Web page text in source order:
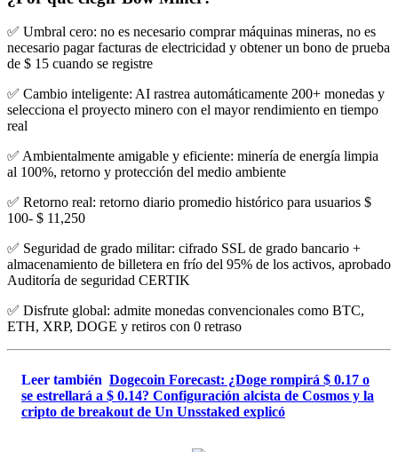
✅ Umbral cero: no es necesario comprar máquinas mineras, no es
necesario pagar facturas de electricidad y obtener un bono de prueba
de $ 15 cuando se registre
✅ Cambio inteligente: AI rastrea automáticamente 200+ monedas y
selecciona el proyecto minero con el mayor rendimiento en tiempo
real
✅ Ambientalmente amigable y eficiente: minería de energía limpia
al 100%, retorno y protección del medio ambiente
✅ Retorno real: retorno diario promedio histórico para usuarios $
100- $ 11,250
✅ Seguridad de grado militar: cifrado SSL de grado bancario +
almacenamiento de billetera en frío del 95% de los activos, aprobado
Auditoría de seguridad CERTIK
✅ Disfrute global: admite monedas convencionales como BTC,
ETH, XRP, DOGE y retiros con 0 retraso
Leer también Dogecoin Forecast: ¿Doge rompirá $ 0.17 o
se estrellará a $ 0.14? Configuración alcista de Cosmos y la
cripto de breakout de Un Unsstaked explicó